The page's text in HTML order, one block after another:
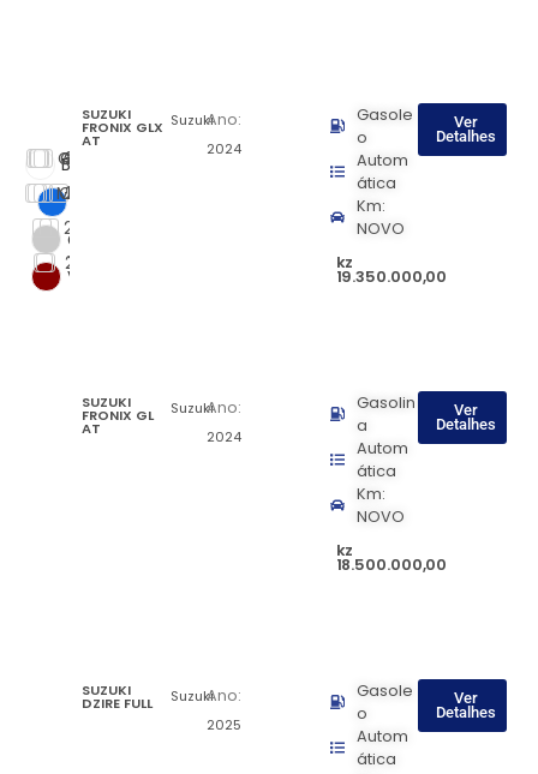
Branco
Cinza
Vinho
Changan
Mitsubishi
Toyota
Gasoleo
Gasolina
Automática
2022
2023
2024
2025
SUZUKI
FRONIX GLX
AT
SuzukiAno:
2024
Gasole
o
Autom
ática
Km:
NOVO
kz
19.350.000,00
Ver
Detalhes
SUZUKI
FRONIX GL
AT
SuzukiAno:
2024
Gasolin
a
Autom
ática
Km:
NOVO
kz
18.500.000,00
Ver
Detalhes
SUZUKI
DZIRE FULL SuzukiAno:
2025
Gasole
o
Autom
ática
Ver
Detalhes